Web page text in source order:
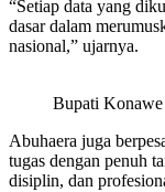
“Setiap data yang
dasar dalam
nasional,” ujarnya.
Bupati
Abuhaera juga
tugas dengan penuh
disiplin, dan